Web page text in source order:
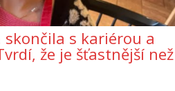
skončila s kariérou a
že je šťastnější než